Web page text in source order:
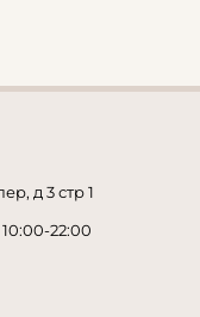
д 3 стр 1
22:00